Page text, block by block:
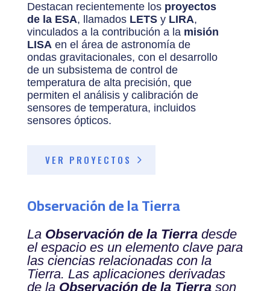
Destacan recientemente los proyectos
de la ESA, llamados LETSy LIRA,
vinculados a la contribución a la misión
LISAen el área de astronomía de
ondas gravitacionales, con el desarrollo
de un subsistema de control de
temperatura de alta precisión, que
permiten el análisis y calibración de
sensores de temperatura, incluidos
sensores ópticos.
VER PROYECTOS
Observación de la Tierra
La Observación de la Tierradesde
el espacio es un elemento clave para
las ciencias relacionadas con la
Tierra. Las aplicaciones derivadas
de la Observación de la Tierrason